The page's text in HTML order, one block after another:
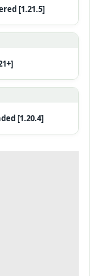
[1.21.5]
[1.20.4]